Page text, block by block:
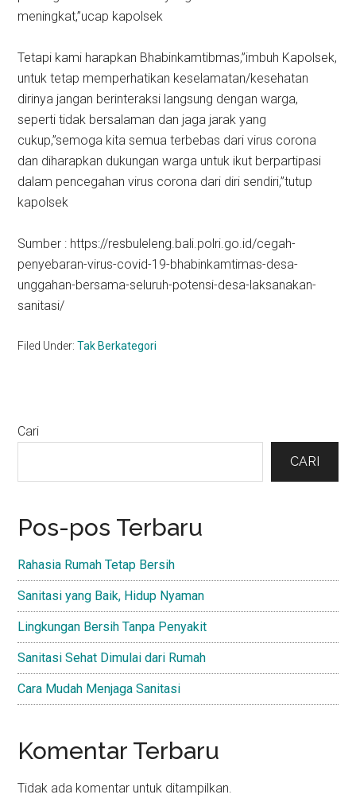
meningkat,”ucap kapolsek
Tetapi kami harapkan Bhabinkamtibmas,”imbuh Kapolsek,
untuk tetap memperhatikan keselamatan/kesehatan
dirinya jangan berinteraksi langsung dengan warga,
seperti tidak bersalaman dan jaga jarak yang
cukup,”semoga kita semua terbebas dari virus corona
dan diharapkan dukungan warga untuk ikut berpartipasi
dalam pencegahan virus corona dari diri sendiri,”tutup
kapolsek
Sumber : https://resbuleleng.bali.polri.go.id/cegah-
penyebaran-virus-covid-19-bhabinkamtimas-desa-
unggahan-bersama-seluruh-potensi-desa-laksanakan-
sanitasi/
Filed Under:Tak Berkategori
Primary
Cari
CARI
Pos-pos Terbaru
Rahasia Rumah Tetap Bersih
Sanitasi yang Baik, Hidup Nyaman
Lingkungan Bersih Tanpa Penyakit
Sanitasi Sehat Dimulai dari Rumah
Cara Mudah Menjaga Sanitasi
Komentar Terbaru
Tidak ada komentar untuk ditampilkan.